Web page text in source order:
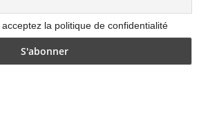
la politique de confidentialité